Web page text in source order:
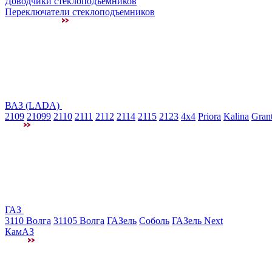
Переключатели стеклоподъемников
ВАЗ (LADA)
2109 21099 2110 2111 2112 2114 2115 2123 4x4 Priora Kalina
ГАЗ
3110 Волга 31105 Волга ГАЗель Соболь ГАЗель Next
КамАЗ